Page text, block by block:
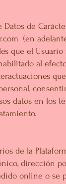
de
(en
que el
al
datos en los
de la
dirección
online o se